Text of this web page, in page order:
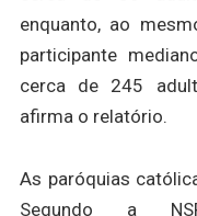
enquanto, ao
participante
cerca de 245
afirma o relatório.
As paróquias
Segundo a